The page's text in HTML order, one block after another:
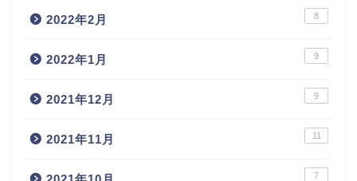
2022年2月 8
2022年1月 9
2021年12月 9
2021年11月 11
7